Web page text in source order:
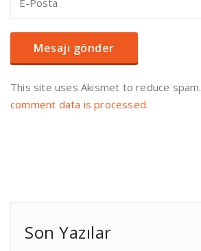
This site uses Akismet to reduce spam.
comment data is processed.
Son Yazılar